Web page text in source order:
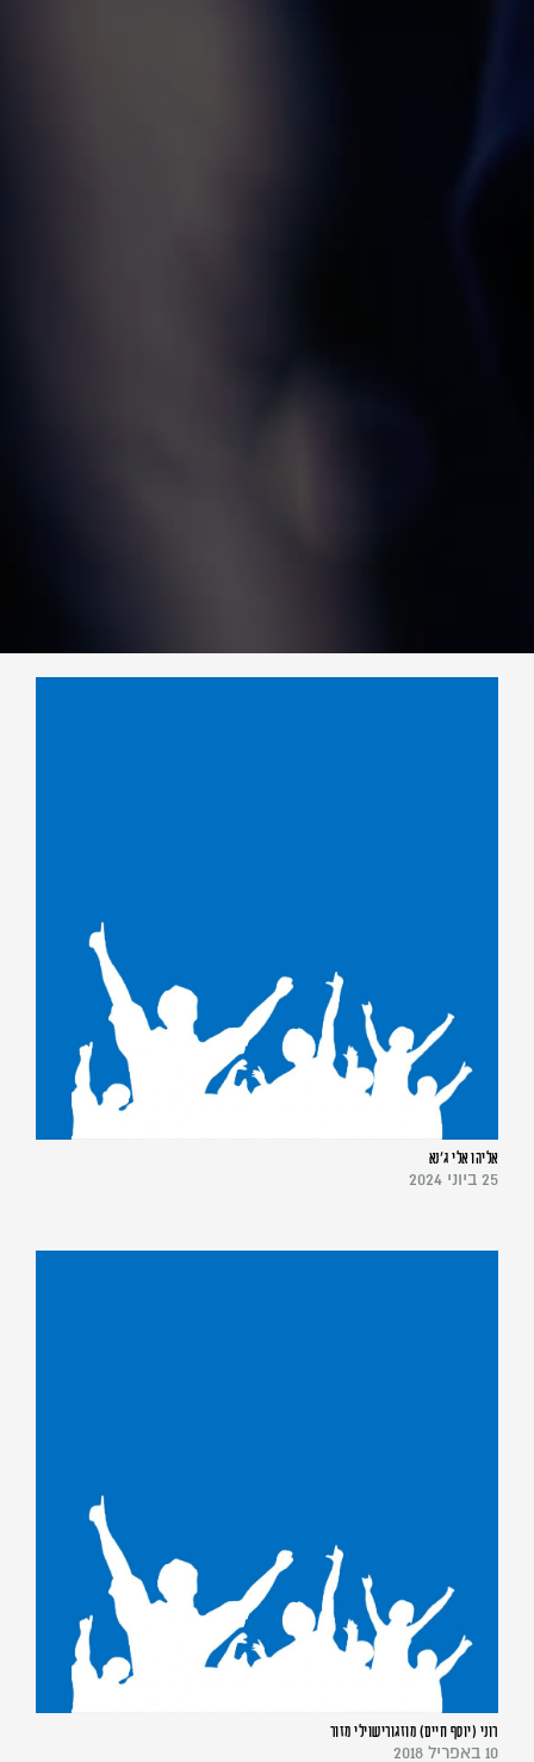
אליהו אלי ג'נא
25 ביוני 2024
רוני (יוסף חיים) מוזגורישוילי מזור
10 באפריל 2018